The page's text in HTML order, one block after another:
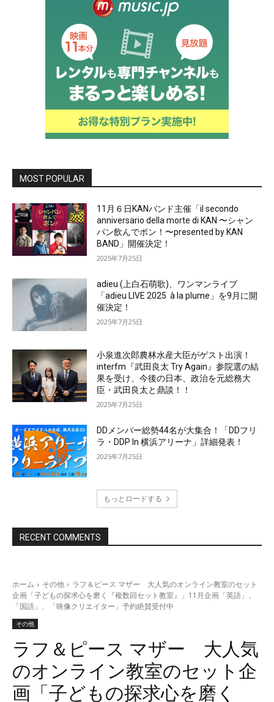
MOST POPULAR
11月６日KANバンド主催「il secondo
anniversario della morte di KAN 〜シャン
パン飲んでポン！〜presented by KAN
BAND」開催決定！
2025年7月25日
adieu (上白石萌歌)、ワンマンライブ
「adieu LIVE 2025 à la plume」を9月に開
催決定！
2025年7月25日
小泉進次郎農林水産大臣がゲスト出演！
interfm『武田良太 Try Again』参院選の結
果を受け、今後の日本、政治を元総務大
臣・武田良太と鼎談！！
2025年7月25日
DDメンバー総勢44名が大集合！「DDフリ
ラ・DDP In 横浜アリーナ」詳細発表！
2025年7月25日
もっとロードする
RECENT COMMENTS